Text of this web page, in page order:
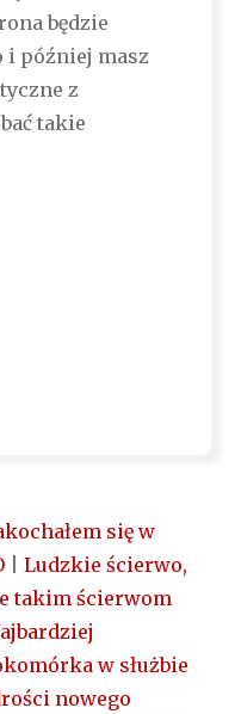
będzie
i później masz
z
takie
się w
Ludzkie ścierwo,
takim ścierwom
w służbie
nowego